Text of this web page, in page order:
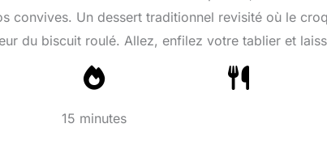
convives. Un dessert traditionnel revisité où le
du biscuit roulé. Allez, enfilez votre tablier et
15 minutes